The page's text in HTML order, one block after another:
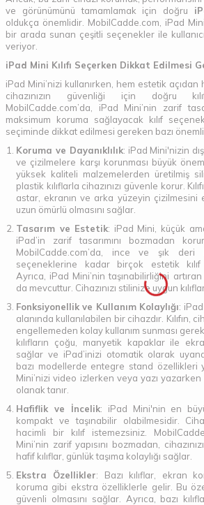
ve görünümünü tamamlamak için doğru
oldukça önemlidir. MobilCadde.com, iPad Mini
bir arada sunan çeşitli seçenekler ile
veriyor.
iPad Mini Kılıfı Seçerken Dikkat Edilmesi
iPad Mini’nizi kullanırken, hem estetik
cihazınızın güvenliği için doğru
MobilCadde.com’da, iPad Mini’nin zarif
maksimum koruma sağlayacak kılıf
seçiminde dikkat edilmesi gereken bazı
Koruma ve Dayanıklılık: iPad Mini'nizin
ve çizilmelere karşı korunması büyük
yüksek kaliteli malzemelerden üretilmiş
plastik kılıflarla cihazınızı güvenle korur.
astar, ekranın ve arka yüzeyin çizilmesini
uzun ömürlü olmasını sağlar.
Tasarım ve Estetik: iPad Mini, küçük
iPad’in zarif tasarımını bozmadan
MobilCadde.com’da, ince ve şık deri
seçeneklerine kadar birçok estetik kılıf
Ayrıca, iPad Mini’nin taşınabilirliğini
da mevcuttur. Cihazınızı stilinize uygun
Fonksiyonellik ve Kullanım Kolaylığı:
alanında kullanılabilen bir cihazdır. Kılıfın,
engellemeden kolay kullanım sunması
kılıfların çoğu, manyetik kapaklar ile
sağlar ve iPad’inizi otomatik olarak
bazı modellerde entegre stand özellikleri
Mini’nizi video izlerken veya yazı
olanak tanır.
Hafiflik ve İncelik: iPad Mini'nin en
kompakt ve taşınabilir olabilmesidir.
hacimli bir kılıf istemezsiniz.
Mini’nin zarif yapısını bozmadan,
hafif kılıflar, günlük taşıma kolaylığı sağlar.
Ekstra Özellikler: Bazı kılıflar, ekran
koruma gibi ekstra özelliklerle gelir. Bu
güvenli olmasını sağlar. Ayrıca, bazı